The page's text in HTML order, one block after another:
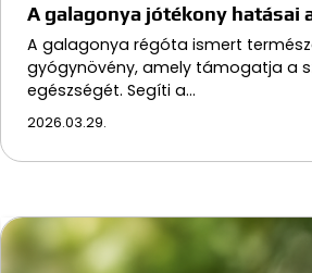
A galagonya jótékony hatásai
A galagonya régóta ismert
gyógynövény, amely támogatja a
egészségét. Segíti a…
2026.03.29.